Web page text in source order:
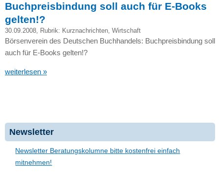
Buchpreisbindung soll auch für E-Books
gelten!?
30.09.2008, Rubrik: Kurznachrichten, Wirtschaft
Börsenverein des Deutschen Buchhandels: Buchpreisbindung soll
auch für E-Books gelten!?
weiterlesen »
Newsletter
Newsletter Beratungskolumne bitte kostenfrei einfach
mitnehmen!